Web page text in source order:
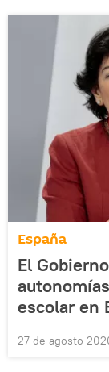
España
El
escolar en
27 de agosto